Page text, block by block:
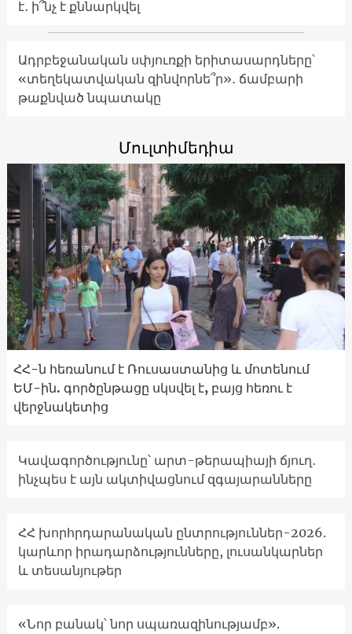
է․ ի՞նչ է քննարկվել
Ադրբեջանական սփյուռքի երիտասարդները՝
«տեղեկատվական զինվորնե՞ր»․ ճամբարի
թաքնված նպատակը
Մուլտիմեդիա
ՀՀ-ն հեռանում է Ռուսաստանից և մոտենում
ԵՄ-ին. գործընթացը սկսվել է, բայց հեռու է
վերջնակետից
Կավագործությունը՝ արտ-թերապիայի ճյուղ․
ինչպես է այն ակտիվացնում զգայարանները
ՀՀ խորհրդարանական ընտրություններ-2026.
կարևոր իրադարձությունները, լուսանկարներ
և տեսանյութեր
«Նոր բանակ՝ նոր սպառազինությամբ».